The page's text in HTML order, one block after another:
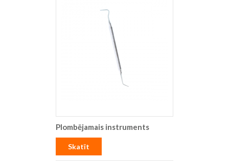
Plombējamais instruments
Skatīt